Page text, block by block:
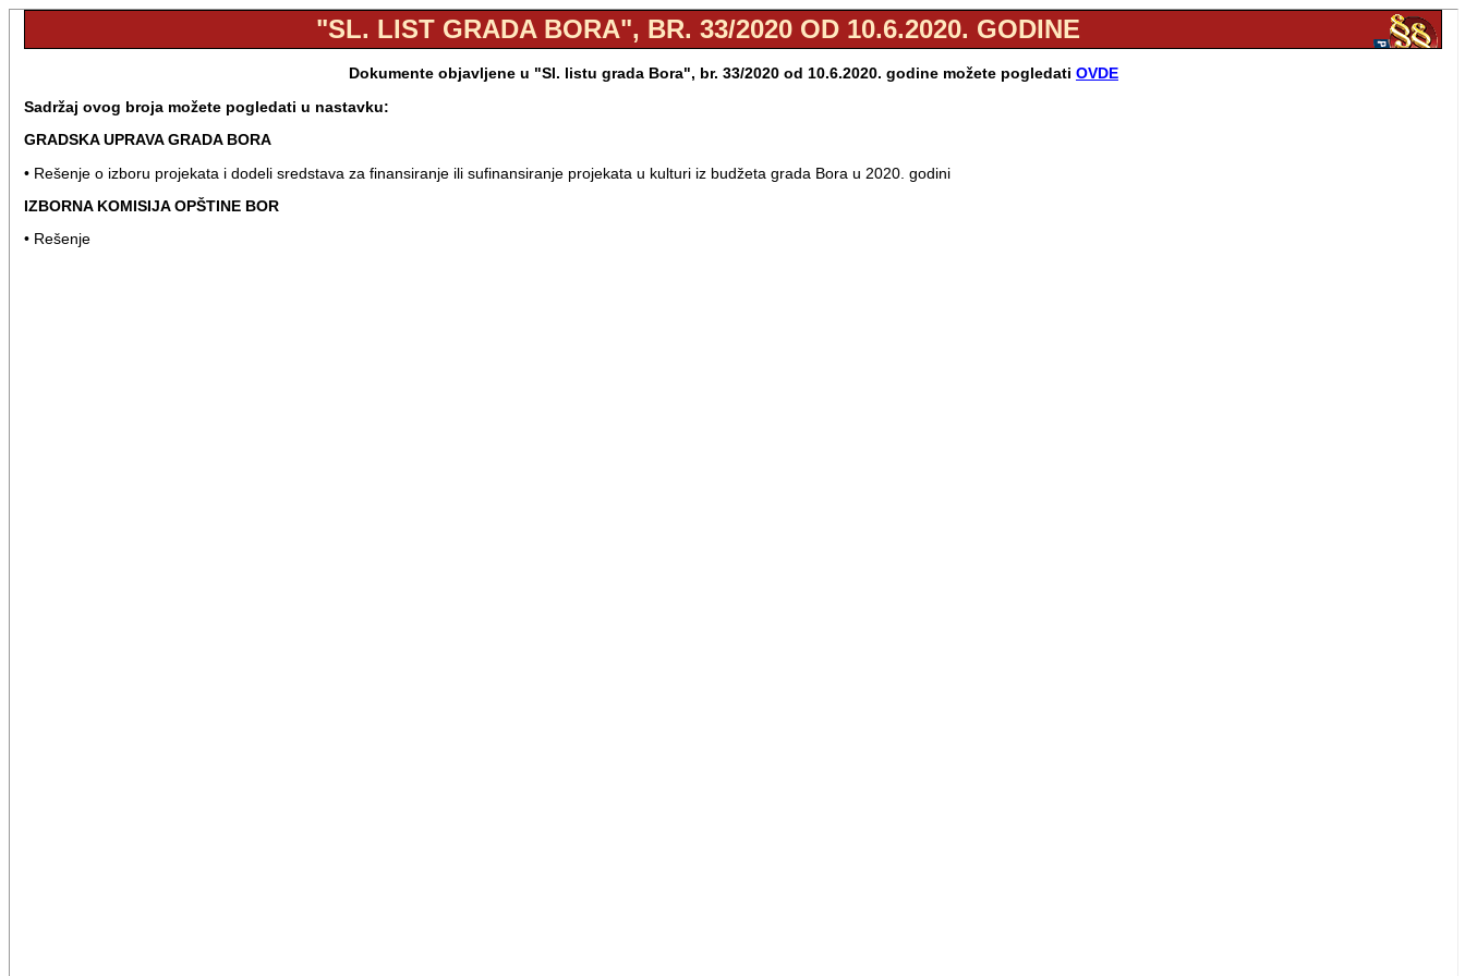
"SL. LIST GRADA BORA", BR. 33/2020 OD 10.6.2020. GODINE
Dokumente objavljene u "Sl. listu grada Bora", br. 33/2020 od 10.6.2020. godine možete pogledati OVDE
Sadržaj ovog broja možete pogledati u nastavku:
GRADSKA UPRAVA GRADA BORA
• Rešenje o izboru projekata i dodeli sredstava za finansiranje ili sufinansiranje projekata u kulturi iz budžeta grada Bora u 2020. godini
IZBORNA KOMISIJA OPŠTINE BOR
• Rešenje